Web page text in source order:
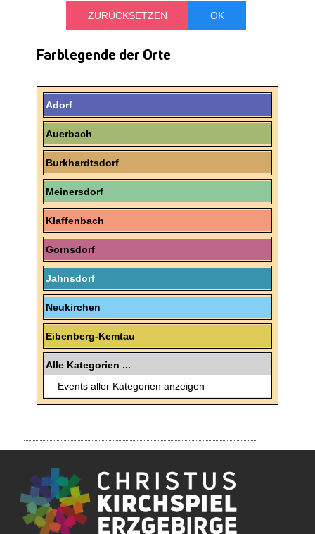
Farblegende der Orte
Adorf
Auerbach
Burkhardtsdorf
Meinersdorf
Klaffenbach
Gornsdorf
Jahnsdorf
Neukirchen
Eibenberg-Kemtau
Alle Kategorien ...
Events aller Kategorien anzeigen